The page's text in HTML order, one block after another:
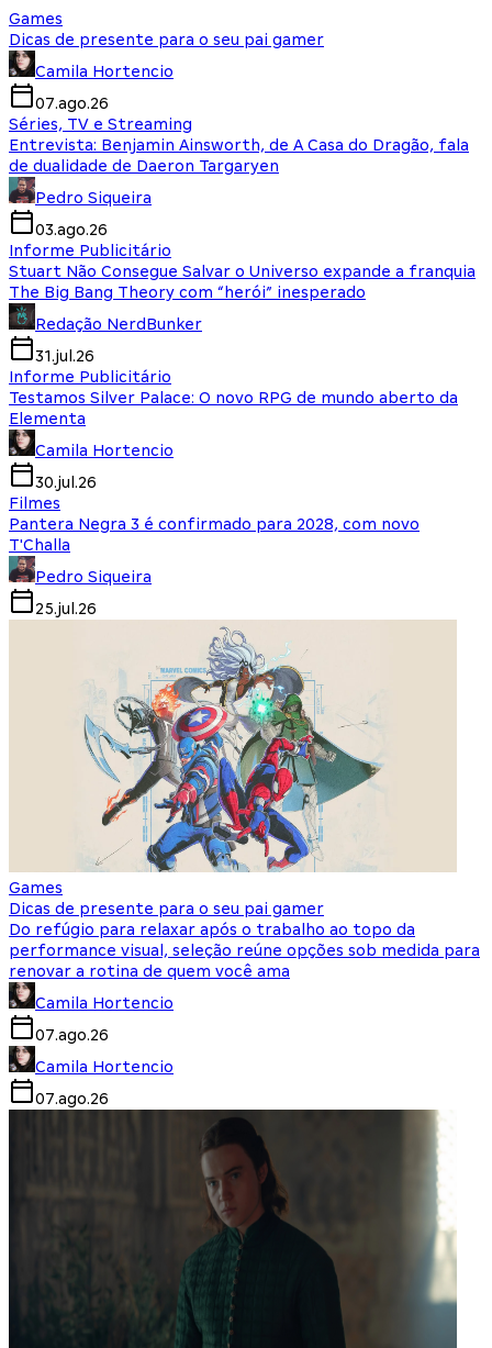
Games
Dicas de presente para o seu pai gamer
Camila Hortencio
07.ago.26
Séries, TV e Streaming
Entrevista: Benjamin Ainsworth, de A Casa do Dragão, fala
de dualidade de Daeron Targaryen
Pedro Siqueira
03.ago.26
Informe Publicitário
Stuart Não Consegue Salvar o Universo expande a franquia
The Big Bang Theory com “herói” inesperado
Redação NerdBunker
31.jul.26
Informe Publicitário
Testamos Silver Palace: O novo RPG de mundo aberto da
Elementa
Camila Hortencio
30.jul.26
Filmes
Pantera Negra 3 é confirmado para 2028, com novo
T'Challa
Pedro Siqueira
25.jul.26
Games
Dicas de presente para o seu pai gamer
Do refúgio para relaxar após o trabalho ao topo da
performance visual, seleção reúne opções sob medida para
renovar a rotina de quem você ama
Camila Hortencio
07.ago.26
Camila Hortencio
07.ago.26